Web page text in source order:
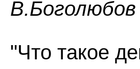
В.Боголюбов
"Что такое